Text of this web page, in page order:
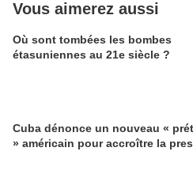
Vous aimerez aussi
Où sont tombées les bombes
étasuniennes au 21e siècle ?
Cuba dénonce un nouveau «
» américain pour accroître la